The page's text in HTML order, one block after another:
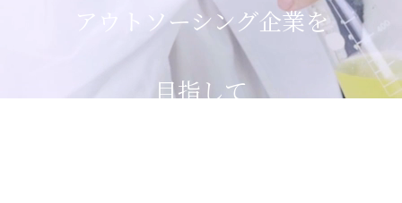
ア ウ ト ソーシング企業を
目指して